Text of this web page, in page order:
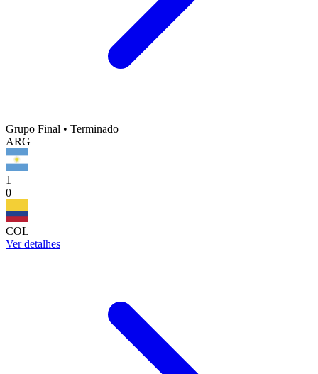
Grupo Final • Terminado
ARG
1
0
COL
Ver detalhes